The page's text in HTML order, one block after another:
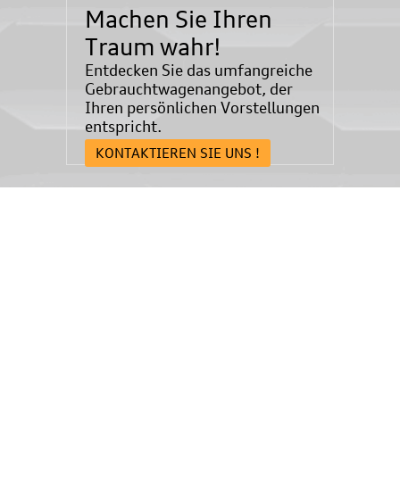
Machen Sie Ihren
Traum wahr!
Entdecken Sie das umfangreiche
Gebrauchtwagenangebot, der
Ihren persönlichen Vorstellungen
entspricht.
KONTAKTIEREN SIE UNS !